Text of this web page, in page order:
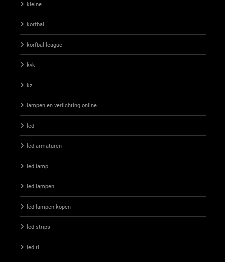
kleine
korfbal
korfbal league
kvk
kz
lampen en verlichting online
led
led armaturen
led lamp
led lampen
led lampen kopen
led strips
led tl